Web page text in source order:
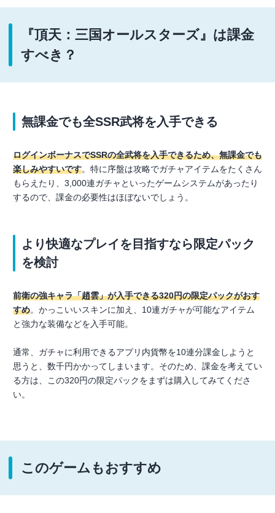
『頂天：三国オールスターズ』は課金
すべき？
無課金でも全SSR武将を入手できる
ログインボーナスでSSRの全武将を入手できるため、無課金でも
楽しみやすいです。特に序盤は攻略でガチャアイテムをたくさん
もらえたり、3,000連ガチャといったゲームシステムがあったり
するので、課金の必要性はほぼないでしょう。
より快適なプレイを目指すなら限定パック
を検討
前衛の強キャラ「趙雲」が入手できる320円の限定パックがおす
すめ。かっこいいスキンに加え、10連ガチャが可能なアイテム
と強力な装備などを入手可能。
通常、ガチャに利用できるアプリ内貨幣を10連分課金しようと
思うと、数千円かかってしまいます。そのため、課金を考えてい
る方は、この320円の限定パックをまずは購入してみてくださ
い。
このゲームもおすすめ